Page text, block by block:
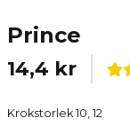
Prince
14,4 kr
Krokstorlek 10, 12